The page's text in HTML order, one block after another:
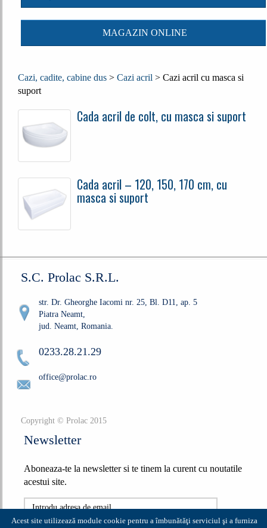
MAGAZIN ONLINE
Cazi, cadite, cabine dus > Cazi acril > Cazi acril cu masca si
suport
Cada acril de colt, cu masca si suport
Cada acril – 120, 150, 170 cm, cu
masca si suport
S.C. Prolac S.R.L.
str. Dr. Gheorghe Iacomi nr. 25, Bl. D11, ap. 5
Piatra Neamt,
jud. Neamt, Romania.
0233.28.21.29
office@prolac.ro
Copyright © Prolac 2015
Newsletter
Aboneaza-te la newsletter si te tinem la curent cu noutatile
acestui site.
Acest site utilizează module cookie pentru a îmbunătăţi serviciul şi a furniza